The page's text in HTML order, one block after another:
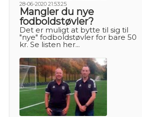
28-06-2020 21:53:25
Mangler du nye
fodboldstøvler?
Det er muligt at bytte til sig til
"nye" fodboldstøvler for bare 50
kr. Se listen her...